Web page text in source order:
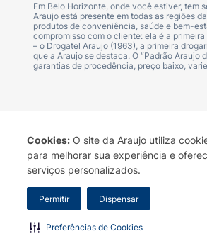
Cookies: O site da Araujo utiliza
para melhorar sua experiência e
serviços personalizados.
Permitir Dispensar
Preferências de Cookies
Em Belo Horizonte, onde você estiver, tem
Araujo está presente em todas as regiões
produtos de conveniência, saúde e bem-
compromisso com o cliente: ela é a
– o Drogatel Araujo (1963), a primeira
que a Araujo se destaca. O “Padrão
garantias de procedência, preço baixo,
Termo de Uso Portal da Privacidade
A Drogaria Araujo S/A informa que o seu
marca. Para sua segurança
Araujo S.A. Em caso de dúvidas,
Razão Social: Drogaria Araujo S.A | CNPJ:
0300.313.1010 e (31) 3270-5000 Horário
10.965 | Yasmin Silva Alvarenga – CRF